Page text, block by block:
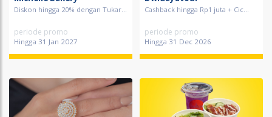
Diskon hingga 20% dengan Tukar...
periode promo
Hingga 31 Jan 2027
Cashback hingga Rp1 juta + Cic...
periode promo
Hingga 31 Dec 2026